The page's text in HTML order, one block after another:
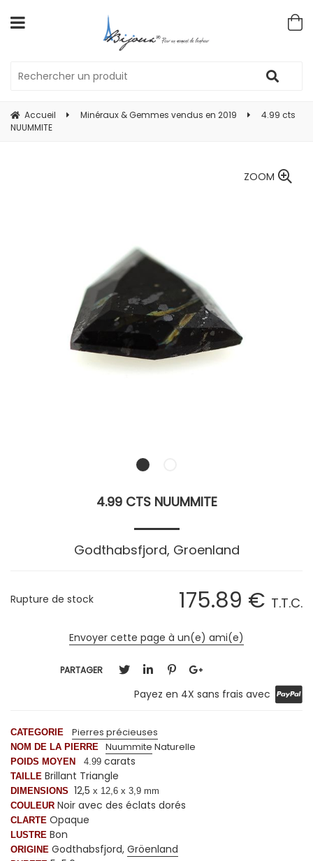
Accueil Minéraux & Gemmes vendus en 2019
4.99 cts
NUUMMITE
ZOOM
4.99 CTS NUUMMITE
Godthabsfjord, Groenland
175.89 € T.T.C.
Rupture de stock
Envoyer cette page à un(e) ami(e)
PARTAGER
Payez en 4X sans frais avec
CATEGORIE Pierres précieuses
NOM DE LA PIERRE Nuummite Naturelle
POIDS MOYEN 4.99 carats
TAILLE Brillant Triangle
DIMENSIONS 12,5 x 12,6 x 3,9 mm
COULEUR Noir avec des éclats dorés
CLARTE Opaque
LUSTRE Bon
ORIGINE Godthabsfjord, Gröenland